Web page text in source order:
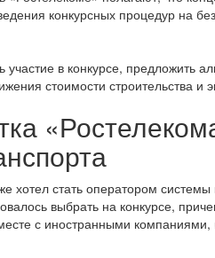
конкурсных процедур на
участие в конкурсе, предложить
стоимости строительства и
хотел стать оператором
выбрать на конкурсе,
с иностранными